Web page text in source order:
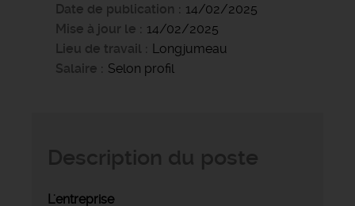
Date de publication
14/02/2025
Mise à jour le
14/02/2025
Lieu de travail
Longjumeau
Salaire
Selon profil
L'entreprise